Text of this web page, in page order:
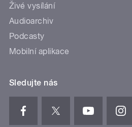
Živé vysílání
Audioarchiv
Podcasty
Mobilní aplikace
Sledujte nás